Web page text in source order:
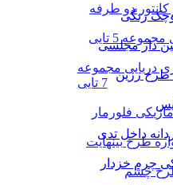
5 تایی
دریایی مجموعه
7 تایی
فلورمار
طرح بینهایت
چشم
رنگی
دار مجلسی
طرح رزین
داخل تدی
چرم خزدار